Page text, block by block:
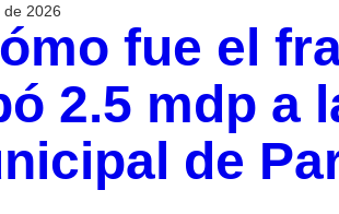
de 2026
fue el
2.5 mdp a
de